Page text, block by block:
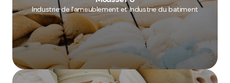
Industrie de l'ameublement et Industrie du batiment